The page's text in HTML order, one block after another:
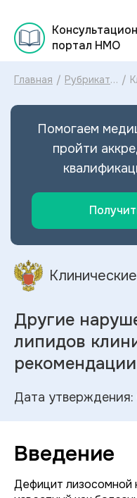
портал НМО
Главная / Рубрикатор
рекомендаций
/
Помогаем
пройти
Другие
липидов
рекомендации
Дата
Введение
Дефицит лизосомной